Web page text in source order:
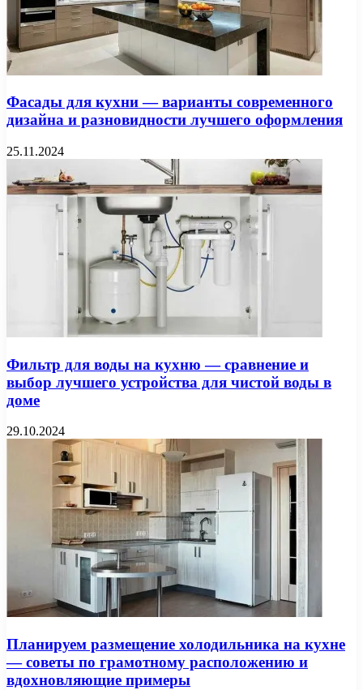
Фасады для кухни — варианты современного
дизайна и разновидности лучшего оформления
25.11.2024
Фильтр для воды на кухню — сравнение и
выбор лучшего устройства для чистой воды в
доме
29.10.2024
Планируем размещение холодильника на кухне
— советы по грамотному расположению и
вдохновляющие примеры